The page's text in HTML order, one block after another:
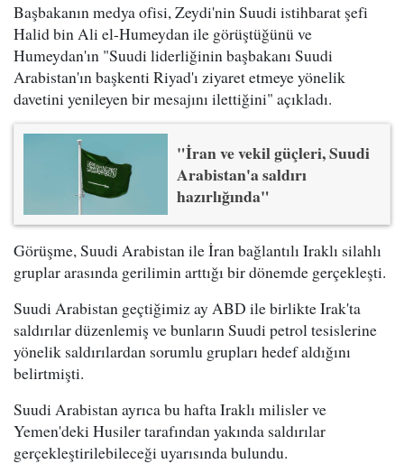
Başbakanın medya ofisi, Zeydi'nin Suudi istihbarat şefi
Halid bin Ali el-Humeydan ile görüştüğünü ve
Humeydan'ın "Suudi liderliğinin başbakanı Suudi
Arabistan'ın başkenti Riyad'ı ziyaret etmeye yönelik
davetini yenileyen bir mesajını ilettiğini" açıkladı.
"İran ve vekil güçleri, Suudi
Arabistan'a saldırı
hazırlığında"
Görüşme, Suudi Arabistan ile İran bağlantılı Iraklı silahlı
gruplar arasında gerilimin arttığı bir dönemde gerçekleşti.
Suudi Arabistan geçtiğimiz ay ABD ile birlikte Irak'ta
saldırılar düzenlemiş ve bunların Suudi petrol tesislerine
yönelik saldırılardan sorumlu grupları hedef aldığını
belirtmişti.
Suudi Arabistan ayrıca bu hafta Iraklı milisler ve
Yemen'deki Husiler tarafından yakında saldırılar
gerçekleştirilebileceği uyarısında bulundu.